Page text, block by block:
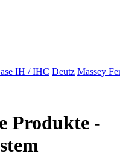
IH / IHC Deutz Massey
Produkte -